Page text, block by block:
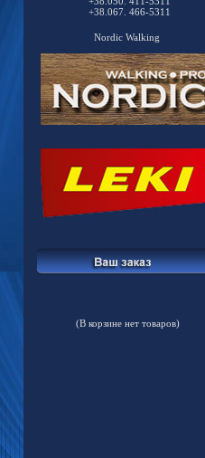
+38.067. 466-5311
Nordic Walking
(В корзине нет товаров)